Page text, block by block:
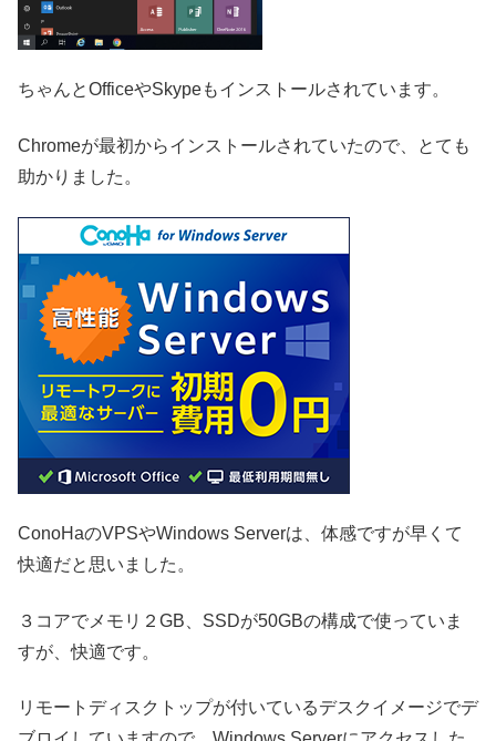
ちゃんとOfficeやSkypeもインストールされています。
Chromeが最初からインストールされていたので、とても
助かりました。
ConoHaのVPSやWindows Serverは、体感ですが早くて
快適だと思いました。
３コアでメモリ２GB、SSDが50GBの構成で使っていま
すが、快適です。
リモートディスクトップが付いているデスクイメージでデ